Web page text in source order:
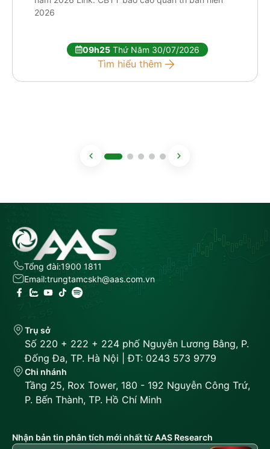
2026
09h25 Thứ Năm 30/07/2026
Tìm hiểu thêm
Tổng đài:1900 1811
Email:trungtamcskh@aas.com.vn
Trụ sở
Số 220 + 222 + 224 phố Nguyễn Lương Bằng, P.
Đống Đa, TP. Hà Nội | ĐT: 0243 573 9779
Chi nhánh
Tầng 25, Rox Tower, 180 - 192 Nguyễn Công Trứ,
P. Bến Thành, TP. Hồ Chí Minh
Nhận bản tin phân tích mới nhất từ AAS Research